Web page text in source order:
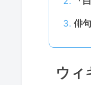
俳
ウィ